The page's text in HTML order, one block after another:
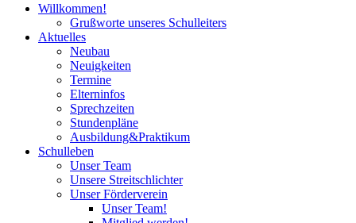
Willkommen!
Grußworte unseres Schulleiters
Aktuelles
Neubau
Neuigkeiten
Termine
Elterninfos
Sprechzeiten
Stundenpläne
Ausbildung&Praktikum
Schulleben
Unser Team
Unsere Streitschlichter
Unser Förderverein
Unser Team!